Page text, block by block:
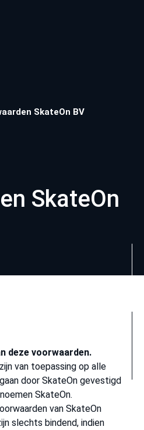
SkateOn BV
SkateOn
deze voorwaarden.
van toepassing op alle
door SkateOn gevestigd
SkateOn.
van SkateOn
slechts bindend, indien